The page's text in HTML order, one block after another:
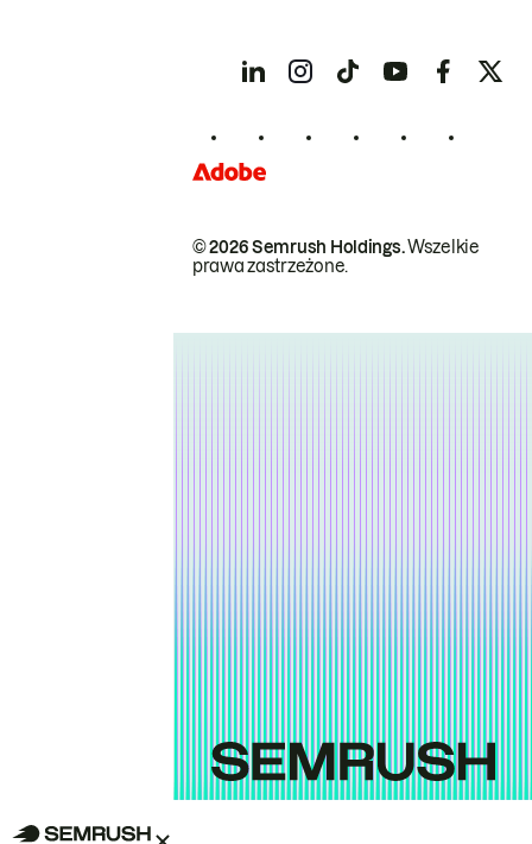
© 2026 Semrush Holdings.Wszelkie
prawa zastrzeżone.